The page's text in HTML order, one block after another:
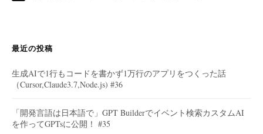
最近の投稿
生成AIで1行もコードを書かず1万行のアプリをつくった話
（Cursor,Claude3.7,Node.js) #36
「開発言語は日本語で」GPT Builderでイベント検索カスタムAI
を作ってGPTsに公開！ #35